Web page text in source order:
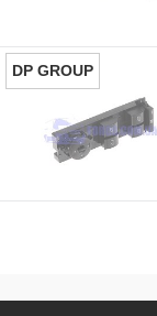
DP GROUP